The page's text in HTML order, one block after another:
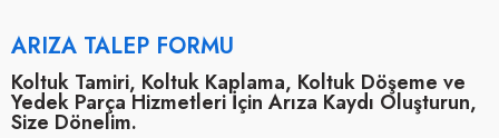
ARIZA TALEP FORMU
Koltuk Tamiri, Koltuk Kaplama, Koltuk Döşeme ve
Yedek Parça Hizmetleri İçin Arıza Kaydı Oluşturun,
Size Dönelim.